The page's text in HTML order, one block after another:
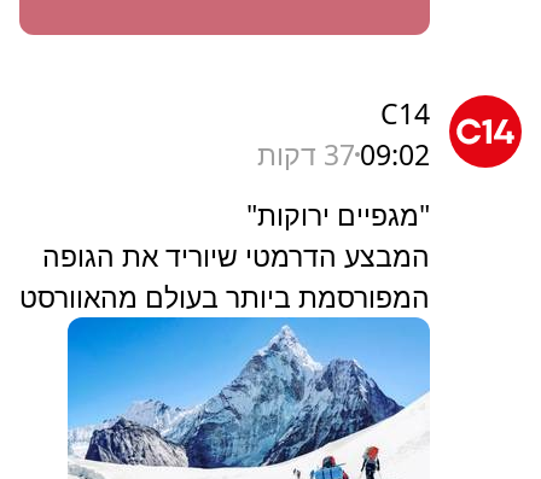
C14
09:0237 דקות
"מגפיים ירוקות"
המבצע הדרמטי שיוריד את הגופה
המפורסמת ביותר בעולם מהאוורסט